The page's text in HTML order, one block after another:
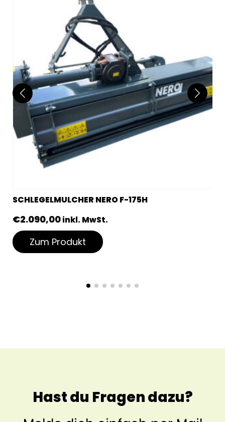
SCHLEGELMULCHER NERO F-175H
€2.090,00inkl. MwSt.
Zum Produkt
Hast du Fragen dazu?